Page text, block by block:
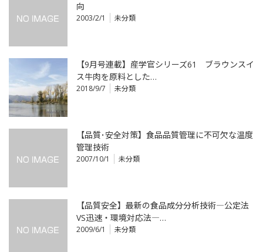
向
2003/2/1 未分類
【9月号連載】産学官シリーズ61 ブラウンスイ
ス牛肉を原料とした…
2018/9/7 未分類
【品質･安全対策】食品品質管理に不可欠な温度
管理技術
2007/10/1 未分類
【品質安全】最新の食品成分分析技術―公定法
VS迅速・環境対応法―…
2009/6/1 未分類